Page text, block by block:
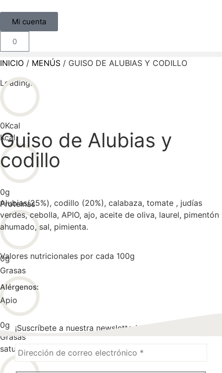
Mi cuenta
0
INICIO / MENÚS / GUISO DE ALUBIAS Y CODILLO
Loading...
0Kcal
Kcal.
0g
Proteinas
0g
Grasas
0g
Grasas
saturadas
Guiso de Alubias y
codillo
Alubias(25%), codillo (20%), calabaza, tomate , judías
verdes, cebolla, APIO, ajo, aceite de oliva, laurel, pimentón
ahumado, sal, pimienta.
Valores nutricionales por cada 100g
Alérgenos:
Apio
¡Suscríbete a nuestra newsletter!